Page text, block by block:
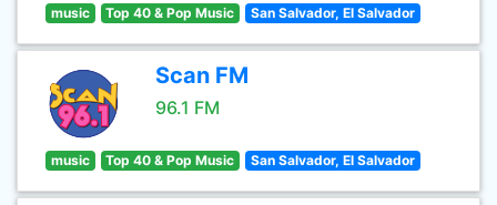
music Top 40 & Pop Music San Salvador, El Salvador
Scan FM
96.1 FM
music Top 40 & Pop Music San Salvador, El Salvador